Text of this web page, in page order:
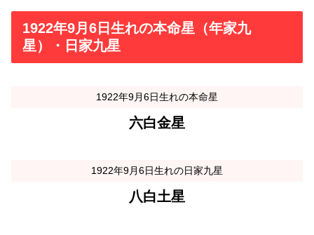
1922年9月6日生れの本命星（年家九
星）・日家九星
1922年9月6日生れの本命星
六白金星
1922年9月6日生れの日家九星
八白土星